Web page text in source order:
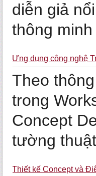
diễn giả
thông minh
Ứng dụng công nghệ
Theo
trong
Concept
tường
Thiết kế Concept và